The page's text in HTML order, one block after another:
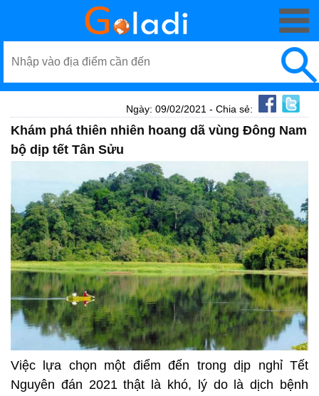
Ngày: 09/02/2021 - Chia sẻ:
Khám phá thiên nhiên hoang dã vùng Đông Nam
bộ dịp tết Tân Sửu
Việc lựa chọn một điểm đến trong dịp nghỉ Tết
Nguyên đán 2021 thật là khó, lý do là dịch bệnh